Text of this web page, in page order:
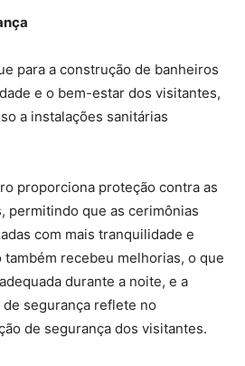
para a construção de banheiros
e o bem-estar dos visitantes,
a instalações sanitárias
proporciona proteção contra as
permitindo que as cerimônias
com mais tranquilidade e
recebeu melhorias, o que
durante a noite, e a
segurança reflete no
de segurança dos visitantes.